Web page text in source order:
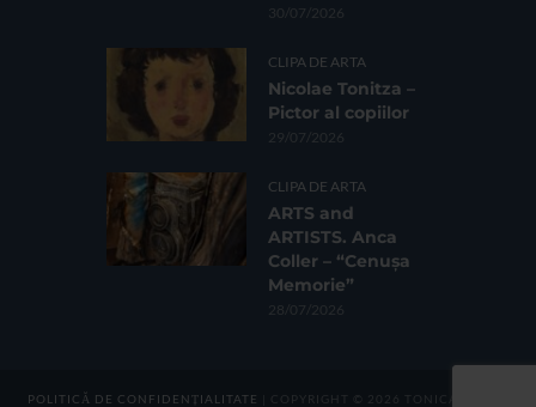
30/07/2026
CLIPA DE ARTA
Nicolae Tonitza –
Pictor al copiilor
29/07/2026
CLIPA DE ARTA
ARTS and
ARTISTS. Anca
Coller – “Cenușa
Memorie”
28/07/2026
POLITICĂ DE CONFIDENȚIALITATE | COPYRIGHT © 2026 TONICA GROUP